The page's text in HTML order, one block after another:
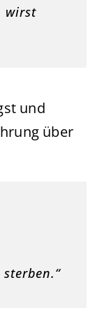
wirst
und
über